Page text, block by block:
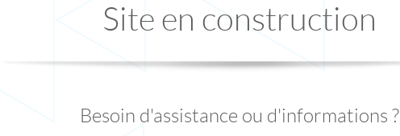
Site en construction
Besoin d'assistance ou d'informations ?